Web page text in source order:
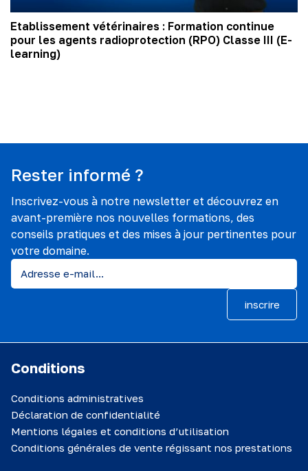
Etablissement vétérinaires : Formation continue
pour les agents radioprotection (RPO) Classe III (E-
learning)
Rester informé ?
Inscrivez-vous à notre newsletter et découvrez en
avant-première nos nouvelles formations, des
conseils pratiques et des mises à jour pertinentes pour
votre domaine.
inscrire
Conditions
Conditions administratives
Déclaration de confidentialité
Mentions légales et conditions d’utilisation
Conditions générales de vente régissant nos prestations